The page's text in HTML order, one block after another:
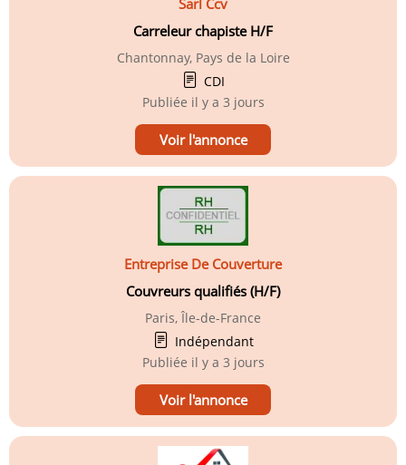
Sarl Ccv
Carreleur chapiste H/F
Chantonnay, Pays de la Loire
CDI
Publiée il y a 3 jours
Voir l'annonce
Entreprise De Couverture
Couvreurs qualifiés (H/F)
Paris, Île-de-France
Indépendant
Publiée il y a 3 jours
Voir l'annonce